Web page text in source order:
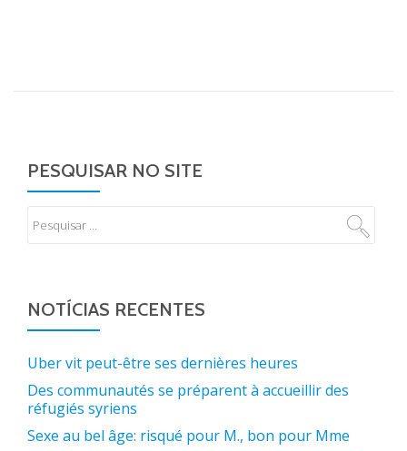
PESQUISAR NO SITE
NOTÍCIAS RECENTES
Uber vit peut-être ses dernières heures
Des communautés se préparent à accueillir des
réfugiés syriens
Sexe au bel âge: risqué pour M., bon pour Mme